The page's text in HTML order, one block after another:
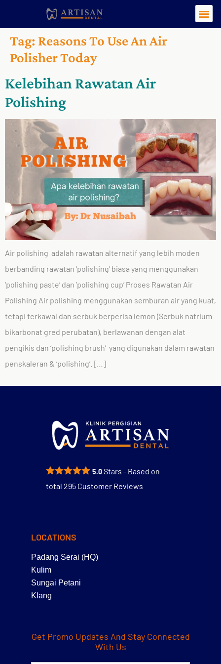
Tag: Reasons To Use An Air
Polisher Today
Kelebihan Rawatan Air
Polishing
Air polishing adalah rawatan alternatif yang lebih moden
berbanding rawatan ‘polishing’ biasa yang menggunakan
‘polishing paste’ dan ’polishing cup’ Proses Rawatan Air
Polishing Air polishing menggunakan semburan air yang kuat,
tetapi terkawal dan serbuk berperisa lemon (Serbuk natrium
bikarbonat gred perubatan), berlawanan dengan alat
pengikis dan ‘polishing brush’ yang digunakan dalam rawatan
penskaleran & ‘polishing’. […]
5.0Stars - Based on
total 295Customer Reviews
LOCATIONS
Padang Serai (HQ)
Kulim
Sungai Petani
Klang
Get Promo Updates And Stay Connected
With Us